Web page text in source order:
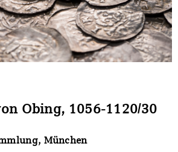
Obing, 1056-1120/30
München